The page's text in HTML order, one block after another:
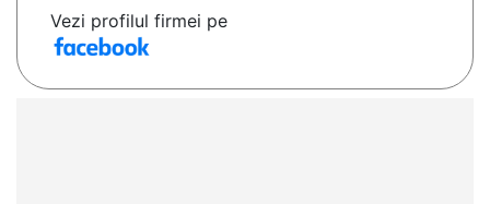
Vezi profilul firmei pe